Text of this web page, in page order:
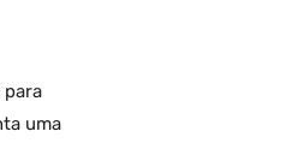
para
uma